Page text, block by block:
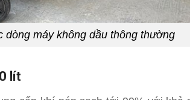
dòng máy không dầu thông thường
lít